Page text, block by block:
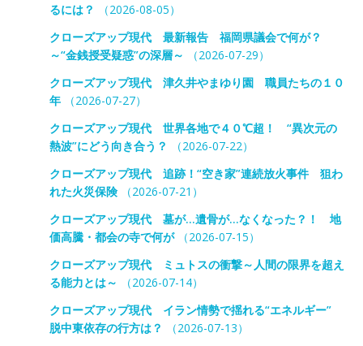
るには？
（2026-08-05）
クローズアップ現代 最新報告 福岡県議会で何が？
～“金銭授受疑惑”の深層～
（2026-07-29）
クローズアップ現代 津久井やまゆり園 職員たちの１０
年（2026-07-27）
クローズアップ現代 世界各地で４０℃超！ “異次元の
熱波”にどう向き合う？
（2026-07-22）
クローズアップ現代 追跡！“空き家”連続放火事件 狙わ
れた火災保険（2026-07-21）
クローズアップ現代 墓が…遺骨が…なくなった？！ 地
価高騰・都会の寺で何が（2026-07-15）
クローズアップ現代 ミュトスの衝撃～人間の限界を超え
る能力とは～
（2026-07-14）
クローズアップ現代 イラン情勢で揺れる“エネルギー”
脱中東依存の行方は？
（2026-07-13）